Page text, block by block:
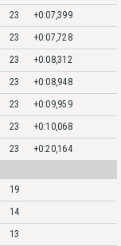
23
+0:07,399
23
+0:07,728
23
+0:08,312
23
+0:08,948
23
+0:09,959
23
+0:10,068
23
+0:20,164
19
14
13